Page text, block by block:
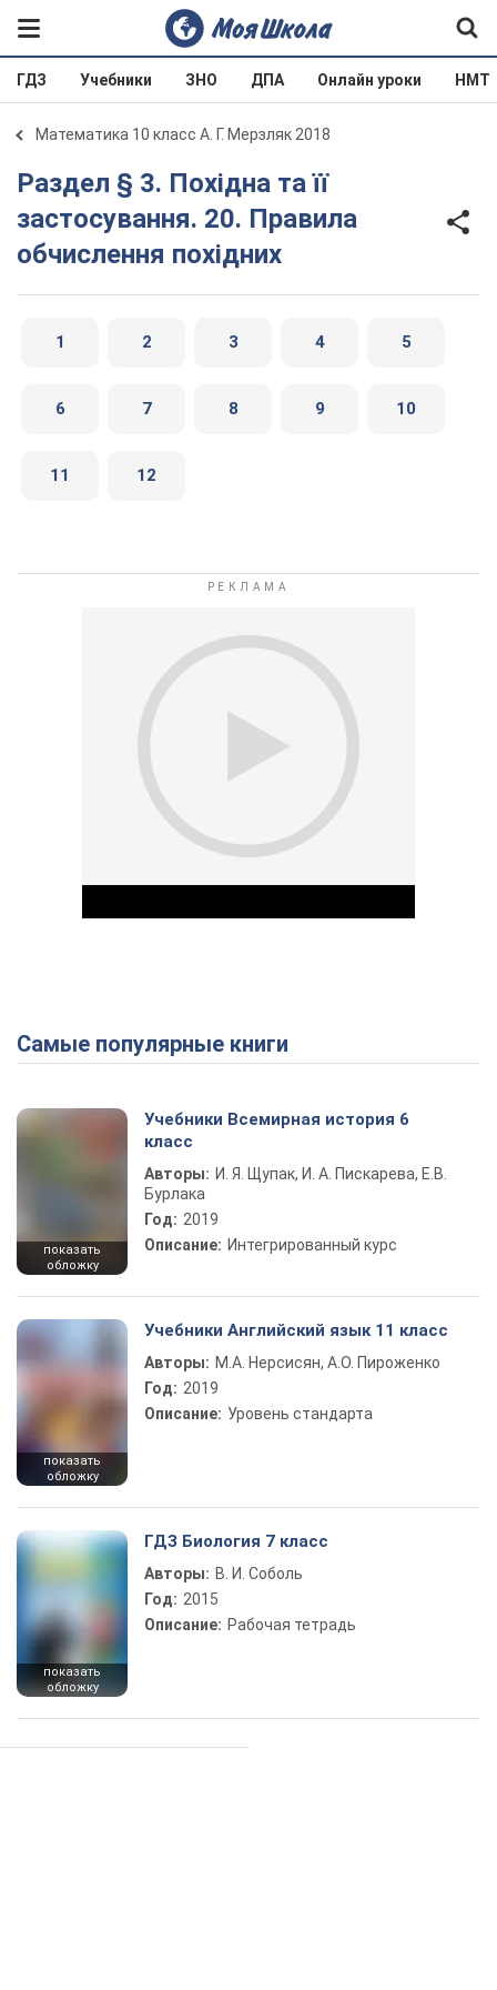
ГДЗ Учебники ЗНО ДПА Онлайн уроки НМТ
Математика 10 класс А. Г. Мерзляк 2018
Раздел § 3. Похідна та її
застосування. 20. Правила
обчислення похідних
1 2 3 4 5
6 7 8 9 10
11 12
Play Video
Самые популярные книги
показать
обложку
Учебники Всемирная история 6
класс
Авторы: И. Я. Щупак, И. А. Пискарева, Е.В.
Бурлака
Год: 2019
Описание: Интегрированный курс
показать
обложку
Учебники Английский язык 11 класс
Авторы: М.А. Нерсисян, А.О. Пироженко
Год: 2019
Описание: Уровень стандарта
показать
обложку
ГДЗ Биология 7 класс
Авторы: В. И. Соболь
Год: 2015
Описание: Рабочая тетрадь